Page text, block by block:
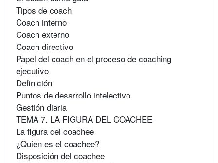
Tipos de coach
Coach interno
Coach externo
Coach directivo
Papel del coach en el proceso de coaching
ejecutivo
Definición
Puntos de desarrollo intelectivo
Gestión diaria
TEMA 7. LA FIGURA DEL COACHEE
La figura del coachee
¿Quién es el coachee?
Disposición del coachee